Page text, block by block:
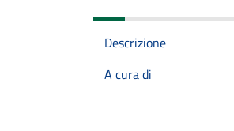
Descrizione
A cura di